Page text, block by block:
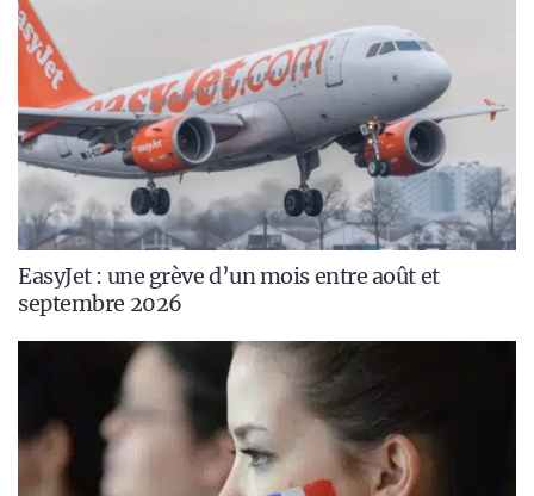
EasyJet : une grève d’un mois entre août et
septembre 2026